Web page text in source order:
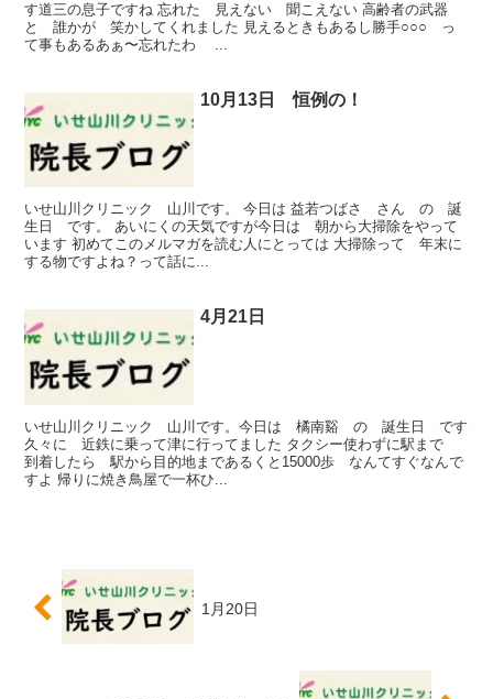
す道三の息子ですね 忘れた 見えない 聞こえない 高齢者の武器
と 誰かが 笑かしてくれました 見えるときもあるし勝手○○○ っ
て事もあるあぁ〜忘れたわ ...
10月13日 恒例の！
いせ山川クリニック 山川です。 今日は 益若つばさ さん の 誕
生日 です。 あいにくの天気ですが今日は 朝から大掃除をやって
います 初めてこのメルマガを読む人にとっては 大掃除って 年末に
する物ですよね？って話に...
4月21日
いせ山川クリニック 山川です。今日は 橘南谿 の 誕生日 です
久々に 近鉄に乗って津に行ってました タクシー使わずに駅まで
到着したら 駅から目的地まであるくと15000歩 なんてすぐなんで
すよ 帰りに焼き鳥屋で一杯ひ...
1月20日